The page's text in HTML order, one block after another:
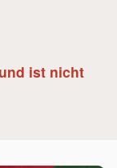
ist nicht